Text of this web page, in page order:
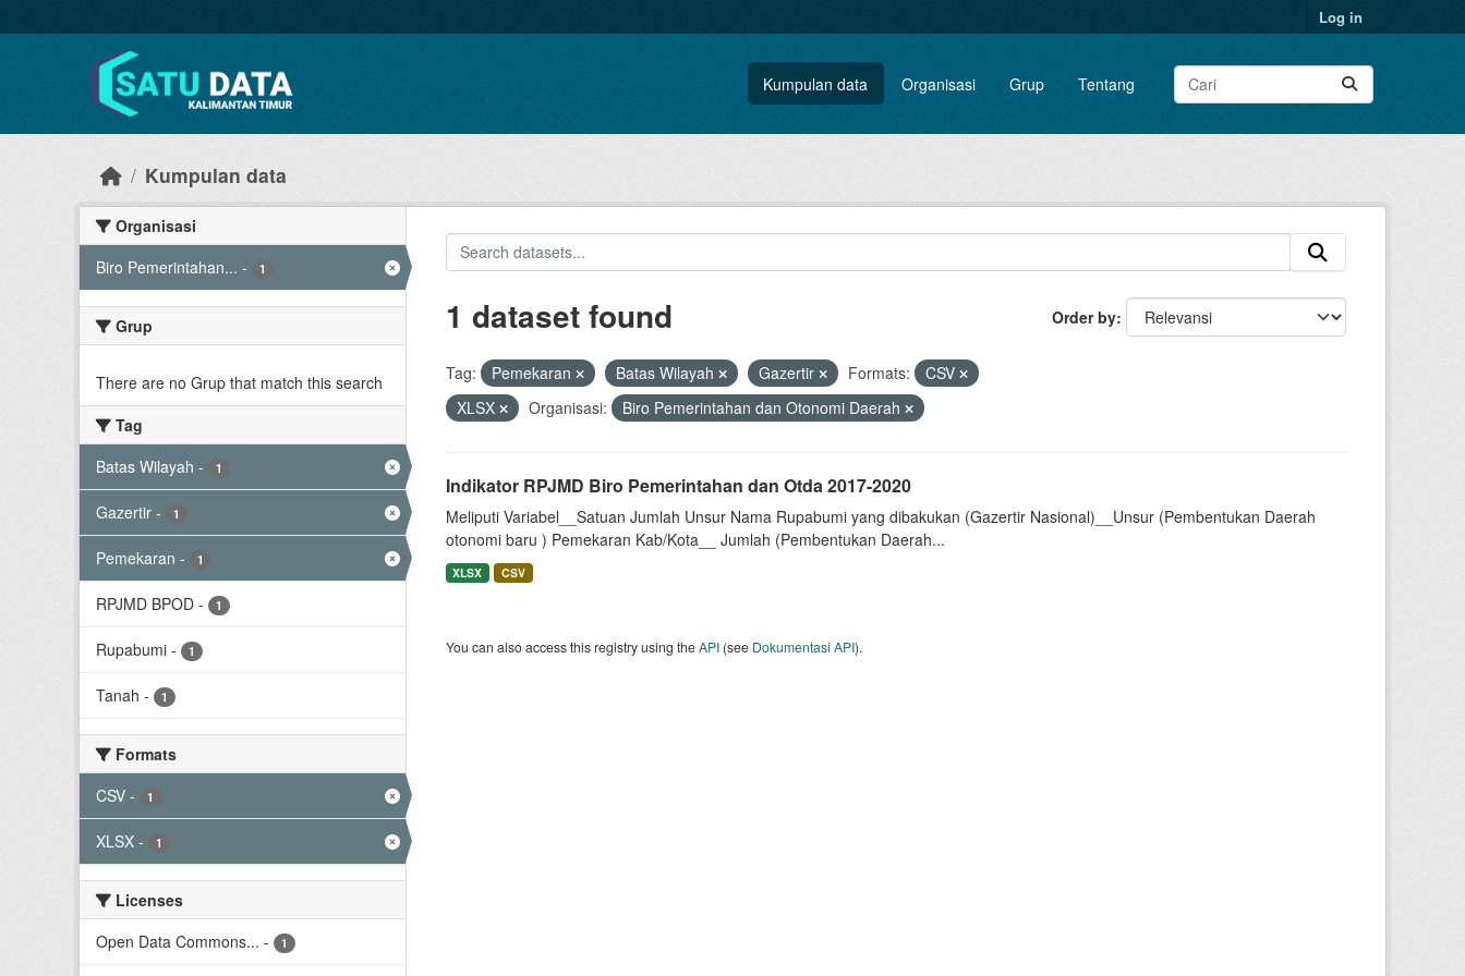
Log in
Kumpulan data Organisasi Grup Tentang
Kumpulan data
Organisasi
Biro Pemerintahan... - 1
Grup
There are no Grup that match this search
Tag
Batas Wilayah - 1
Gazertir - 1
Pemekaran - 1
RPJMD BPOD - 1
Rupabumi - 1
Tanah - 1
Formats
CSV - 1
XLSX - 1
Licenses
Open Data Commons... - 1
Order by
1 dataset found
Tag: Pemekaran Batas Wilayah Gazertir Formats:
CSV
XLSX
Organisasi: Biro Pemerintahan dan Otonomi Daerah
Indikator RPJMD Biro Pemerintahan dan Otda 2017-2020
Meliputi Variabel__Satuan Jumlah Unsur Nama Rupabumi yang dibakukan (Gazertir Nasional)__Unsur (Pembentukan Daerah
otonomi baru ) Pemekaran Kab/Kota__ Jumlah (Pembentukan Daerah...
XLSX CSV
You can also access this registry using theAPI(see Dokumentasi API).